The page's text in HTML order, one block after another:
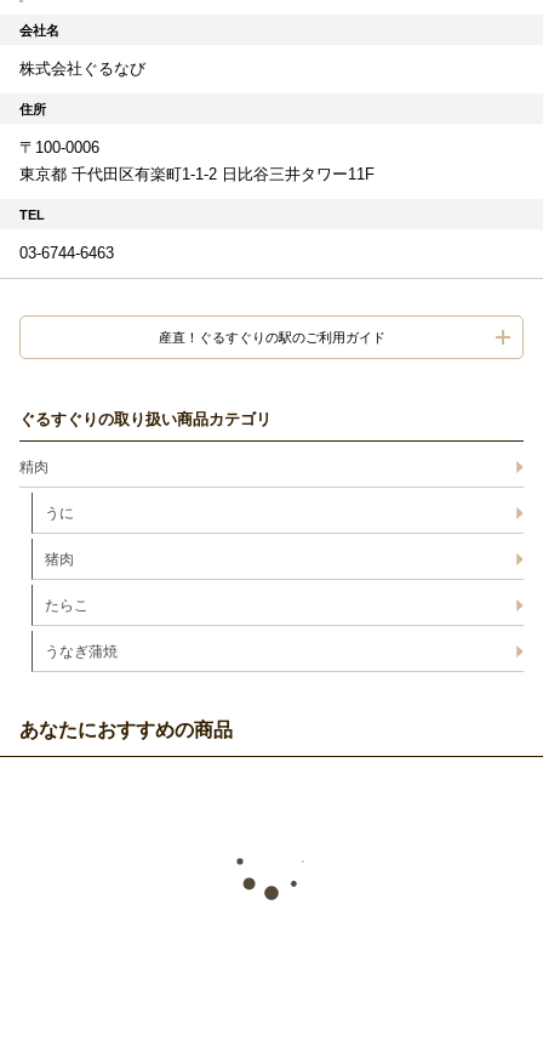
会社名
株式会社ぐるなび
住所
〒100-0006
東京都 千代田区有楽町1-1-2 日比谷三井タワー11F
TEL
03-6744-6463
産直！ぐるすぐりの駅のご利用ガイド
ぐるすぐりの取り扱い商品カテゴリ
精肉
うに
猪肉
たらこ
うなぎ蒲焼
あなたにおすすめの商品